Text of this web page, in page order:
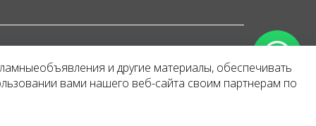
и другие материалы, обеспечивать
вами нашего веб-сайта своим партнерам по